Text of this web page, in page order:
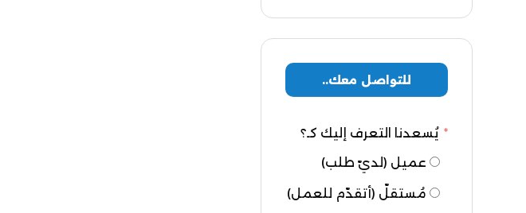
للتواصل معك..
يُسعدنا التعرف إليك كـ؟
عميل (لديّ طلب)
مُستقلّ (أتقدّم للعمل)